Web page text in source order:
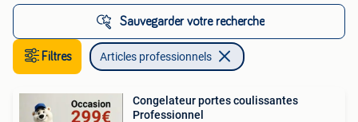
Sauvegarder votre recherche
Filtres Articles professionnels
Congelateur portes coulissantes
Professionnel